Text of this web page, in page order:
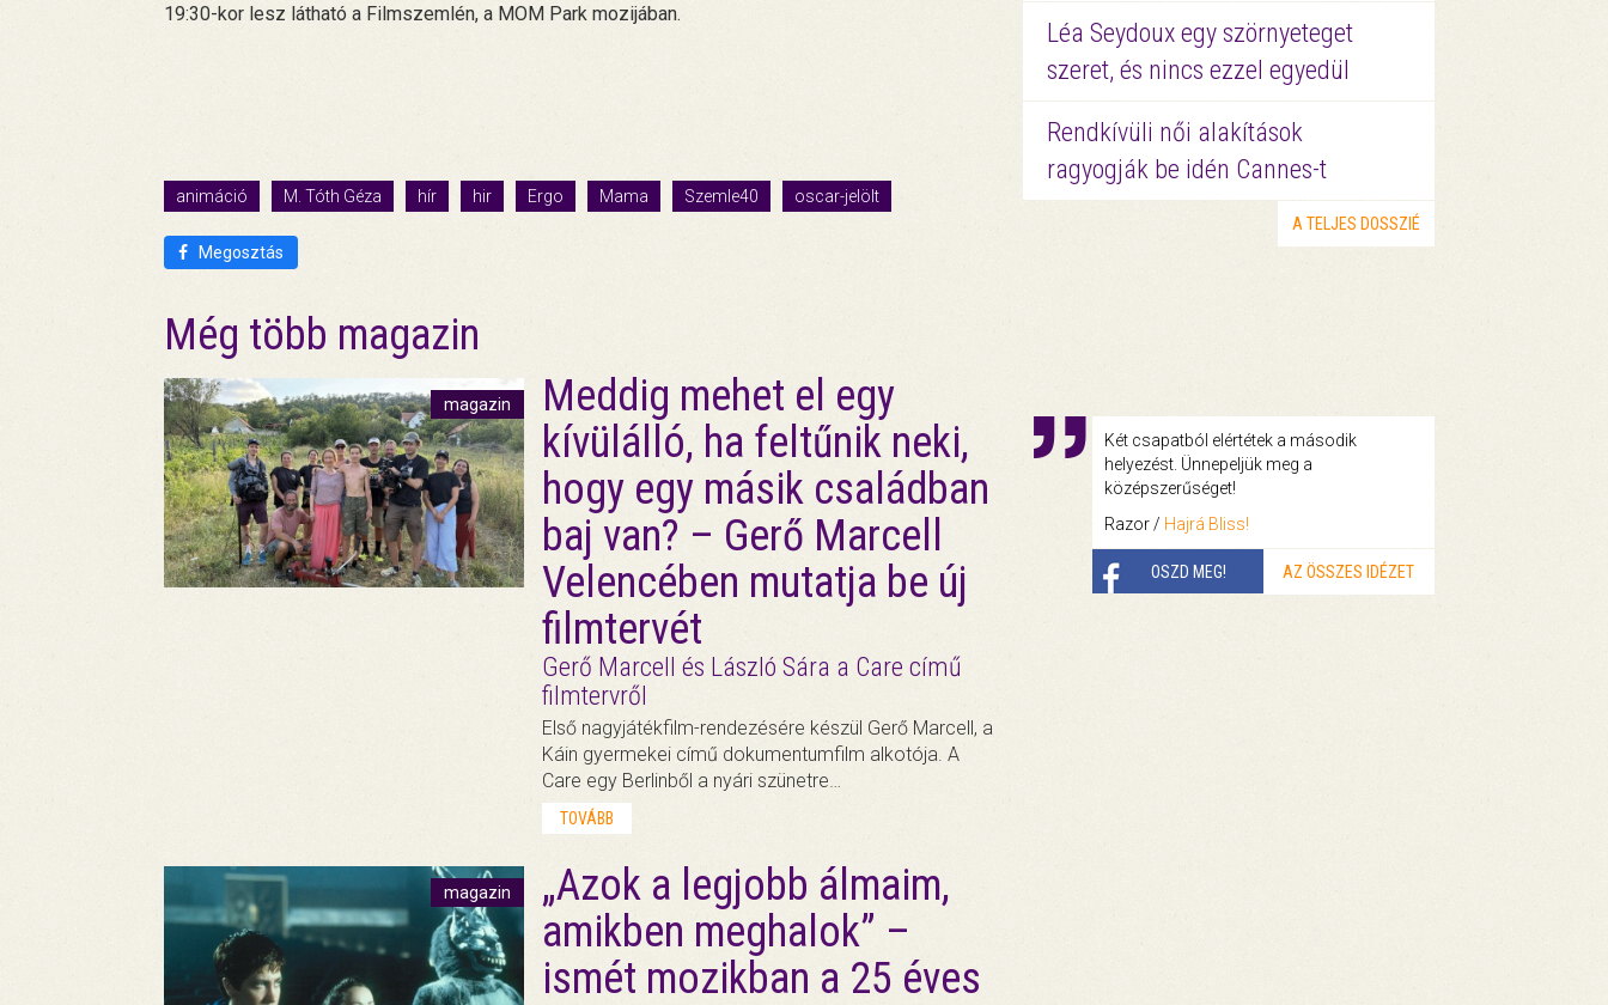
19:30-kor lesz látható a Filmszemlén, a MOM Park mozijában.
animáció M. Tóth Géza hír hir Ergo Mama Szemle40 oscar-jelölt
Megosztás
Még több magazin
magazin
Meddig mehet el egy
kívülálló, ha feltűnik neki,
hogy egy másik családban
baj van? – Gerő Marcell
Velencében mutatja be új
filmtervét
Gerő Marcell és László Sára a Care című
filmtervről
Első nagyjátékfilm-rendezésére készül Gerő Marcell, a
Káin gyermekei című dokumentumfilm alkotója. A
Care egy Berlinből a nyári szünetre…
TOVÁBB
magazin
„Azok a legjobb álmaim,
amikben meghalok” –
ismét mozikban a 25 éves
Léa Seydoux egy szörnyeteget
szeret, és nincs ezzel egyedül
Rendkívüli női alakítások
ragyogják be idén Cannes-t
A TELJES DOSSZIÉ
Két csapatból elértétek a második
helyezést. Ünnepeljük meg a
középszerűséget!
Razor / Hajrá Bliss!
OSZD MEG! AZ ÖSSZES IDÉZET